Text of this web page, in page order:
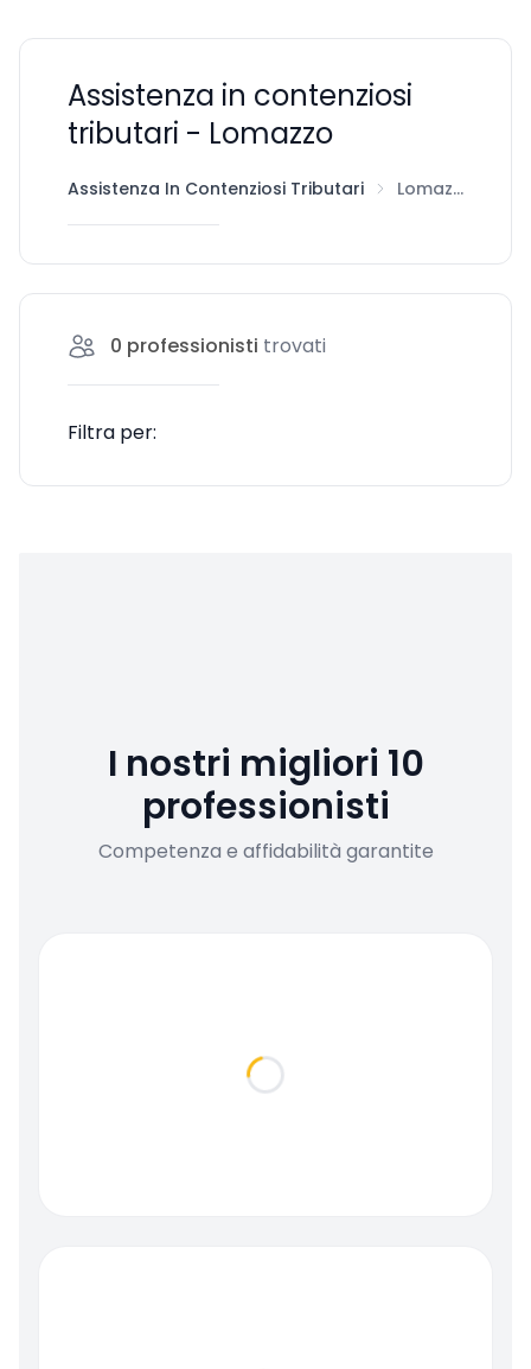
Assistenza in contenziosi
tributari - Lomazzo
Assistenza In Contenziosi Tributari Lomazzo
0 professionisti trovati
Filtra per:
I nostri migliori 10
professionisti
Competenza e affidabilità garantite
Loading...